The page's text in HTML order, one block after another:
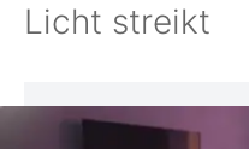
Licht streikt